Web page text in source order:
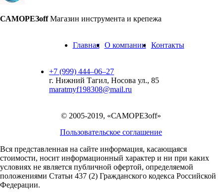
САМОРЕЗoff Магазин инструмента и крепежа
Главная О компании Контакты
+7 (999) 444‒06‒27
г. Нижний Тагил, Носова ул., 85
maratmyf198308@mail.ru
© 2005-2019, «САМОРЕЗoff»
Пользовательское соглашение
Вся представленная на сайте информация, касающаяся
стоимости, носит информационный характер и ни при каких
условиях не является публичной офертой, определяемой
положениями Статьи 437 (2) Гражданского кодекса Российской
Федерации.